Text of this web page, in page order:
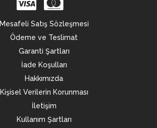
Mesafeli Satış Sözleşmesi
Ödeme ve Teslimat
Garanti Şartları
İade Koşulları
Hakkımızda
Kişisel Verilerin Korunması
İletişim
Kullanım Şartları